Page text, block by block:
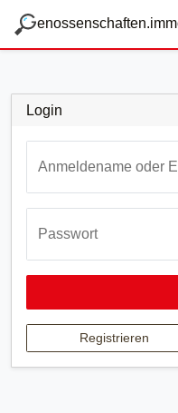
g
Login
Anmeldename oder
Passwort
Registrieren